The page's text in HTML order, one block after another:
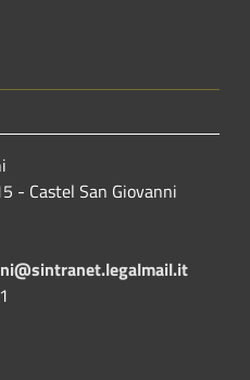
- Castel San Giovanni